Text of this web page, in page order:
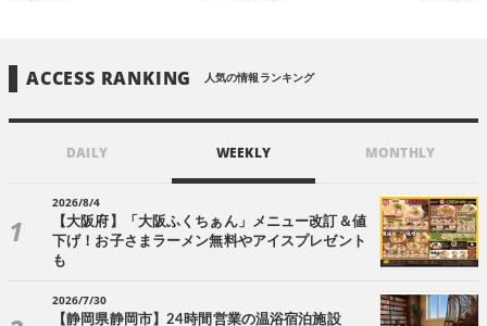
ACCESS RANKING 人気の情報ランキング
DAILY WEEKLY MONTHLY
2026/8/4
【大阪府】「大阪ふくちぁん」メニュー改訂＆値
下げ！お子さまラーメン無料やアイスプレゼント
も
2026/7/30
【静岡県静岡市】24時間営業の温浴宿泊施設